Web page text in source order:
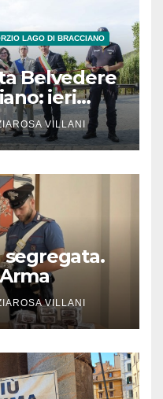
LAGO DI BRACCIANO
Belvedere
ieri
VILLANI
segregata.
VILLANI